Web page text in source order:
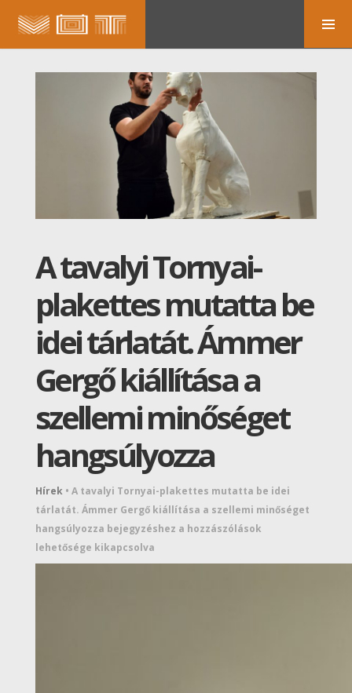
A tavalyi Tornyai-
plakettes mutatta be
idei tárlatát. Ámmer
Gergő kiállítása a
szellemi minőséget
hangsúlyozza
Hírek• A tavalyi Tornyai-plakettes mutatta be idei
tárlatát. Ámmer Gergő kiállítása a szellemi minőséget
hangsúlyozza bejegyzéshez a hozzászólások
lehetősége kikapcsolva